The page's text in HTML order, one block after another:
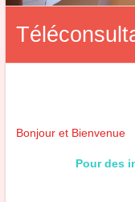
Bonjour et Bienvenue
Pour des